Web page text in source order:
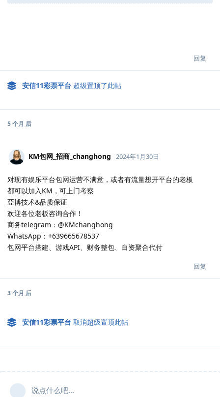
回复
安信11彩票平台 超级置顶了此帖
5 个月 后
KM包网_招商_changhong 2024年1月30日
对现有娱乐平台包网运营不满意，或者有流量想开平台的老板
都可以加入KM，可上门考察
亞博技术&品质保证
欢迎各位老板咨询合作！
商务telegram：@KMchanghong
WhatsApp：+639665678537
包网平台搭建、游戏API、财务整包、白资聚合代付
回复
3 个月 后
安信11彩票平台 取消超级置顶此帖
说点什么吧...